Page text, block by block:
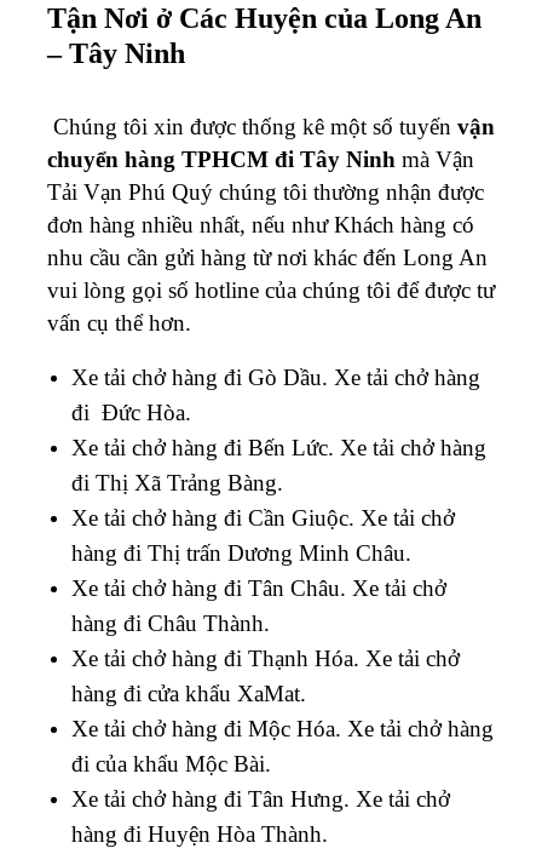
Tận Nơi ở Các Huyện của Long An
–Tây Ninh
Chúng tôi xin được thống kê một số tuyến vận
chuyển hàng TPHCM đi Tây Ninh mà Vận
Tải Vạn Phú Quý chúng tôi thường nhận được
đơn hàng nhiều nhất, nếu như Khách hàng có
nhu cầu cần gửi hàng từ nơi khác đến Long An
vui lòng gọi số hotline của chúng tôi để được tư
vấn cụ thể hơn.
Xe tải chở hàng đi Gò Dầu. Xe tải chở hàng
đi Đức Hòa.
Xe tải chở hàng đi Bến Lức. Xe tải chở hàng
đi Thị Xã Trảng Bàng.
Xe tải chở hàng đi Cần Giuộc. Xe tải chở
hàng đi Thị trấn Dương Minh Châu.
Xe tải chở hàng đi Tân Châu. Xe tải chở
hàng đi Châu Thành.
Xe tải chở hàng đi Thạnh Hóa. Xe tải chở
hàng đi cửa khẩu XaMat.
Xe tải chở hàng đi Mộc Hóa. Xe tải chở hàng
đi của khẩu Mộc Bài.
Xe tải chở hàng đi Tân Hưng. Xe tải chở
hàng đi Huyện Hòa Thành.